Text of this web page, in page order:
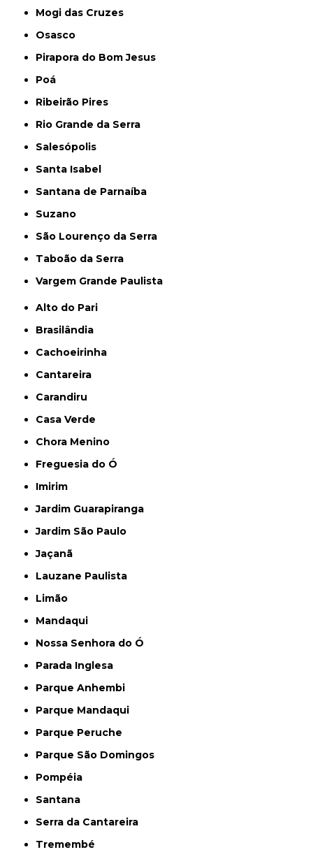
Mogi das Cruzes
Osasco
Pirapora do Bom Jesus
Poá
Ribeirão Pires
Rio Grande da Serra
Salesópolis
Santa Isabel
Santana de Parnaíba
Suzano
São Lourenço da Serra
Taboão da Serra
Vargem Grande Paulista
Alto do Pari
Brasilândia
Cachoeirinha
Cantareira
Carandiru
Casa Verde
Chora Menino
Freguesia do Ó
Imirim
Jardim Guarapiranga
Jardim São Paulo
Jaçanã
Lauzane Paulista
Limão
Mandaqui
Nossa Senhora do Ó
Parada Inglesa
Parque Anhembi
Parque Mandaqui
Parque Peruche
Parque São Domingos
Pompéia
Santana
Serra da Cantareira
Tremembé